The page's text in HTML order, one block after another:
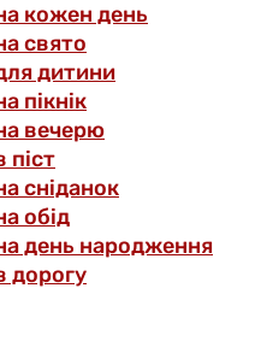
кожен день
свято
дитини
пікнік
вечерю
піст
сніданок
обід
день народження
дорогу